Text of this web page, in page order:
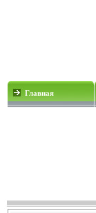
Главная